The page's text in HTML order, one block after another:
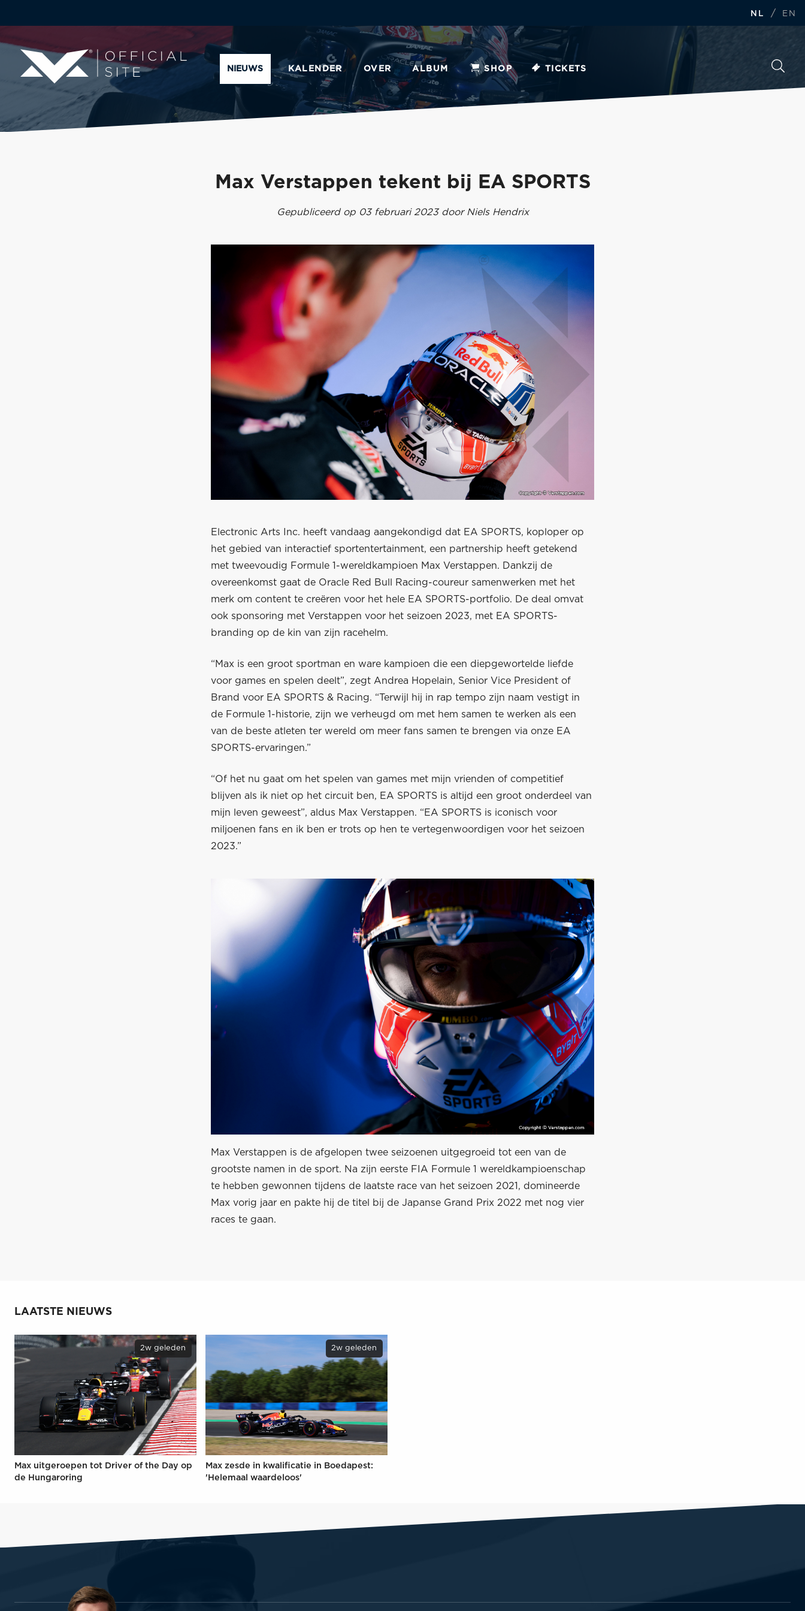
NL / EN
NIEUWS KALENDER OVER ALBUM SHOP TICKETS
Max Verstappen tekent bij EA SPORTS
Gepubliceerd op 03 februari 2023 door Niels Hendrix
Electronic Arts Inc. heeft vandaag aangekondigd dat EA SPORTS, koploper op
het gebied van interactief sportentertainment, een partnership heeft getekend
met tweevoudig Formule 1-wereldkampioen Max Verstappen. Dankzij de
overeenkomst gaat de Oracle Red Bull Racing-coureur samenwerken met het
merk om content te creëren voor het hele EA SPORTS-portfolio. De deal omvat
ook sponsoring met Verstappen voor het seizoen 2023, met EA SPORTS-
branding op de kin van zijn racehelm.
“Max is een groot sportman en ware kampioen die een diepgewortelde liefde
voor games en spelen deelt”, zegt Andrea Hopelain, Senior Vice President of
Brand voor EA SPORTS & Racing. “Terwijl hij in rap tempo zijn naam vestigt in
de Formule 1-historie, zijn we verheugd om met hem samen te werken als een
van de beste atleten ter wereld om meer fans samen te brengen via onze EA
SPORTS-ervaringen.”
“Of het nu gaat om het spelen van games met mijn vrienden of competitief
blijven als ik niet op het circuit ben, EA SPORTS is altijd een groot onderdeel van
mijn leven geweest”, aldus Max Verstappen. “EA SPORTS is iconisch voor
miljoenen fans en ik ben er trots op hen te vertegenwoordigen voor het seizoen
2023.”
Max Verstappen is de afgelopen twee seizoenen uitgegroeid tot een van de
grootste namen in de sport. Na zijn eerste FIA Formule 1 wereldkampioenschap
te hebben gewonnen tijdens de laatste race van het seizoen 2021, domineerde
Max vorig jaar en pakte hij de titel bij de Japanse Grand Prix 2022 met nog vier
races te gaan.
LAATSTE NIEUWS
2w geleden
Max uitgeroepen tot Driver of the Day op
de Hungaroring
2w geleden
Max zesde in kwalificatie in Boedapest:
'Helemaal waardeloos'